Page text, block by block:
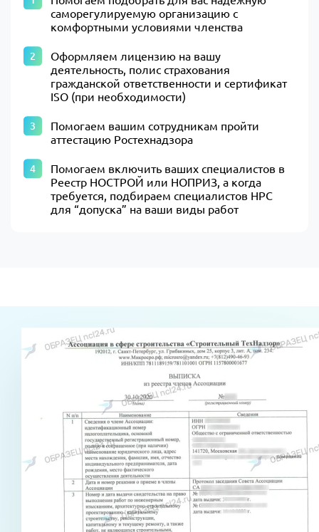
саморегулируемую организацию с
комфортными условиями членства
Оформляем лицензию на вашу
деятельность, полис страхования
гражданской ответственности и сертификат
ISO (при необходимости)
Помогаем вашим сотрудникам пройти
аттестацию Ростехнадзора
Помогаем включить ваших специалистов в
Реестр НОСТРОЙ или НОПРИЗ, а когда
требуется, подбираем специалистов НРС
для “допуска” на ваши виды работ